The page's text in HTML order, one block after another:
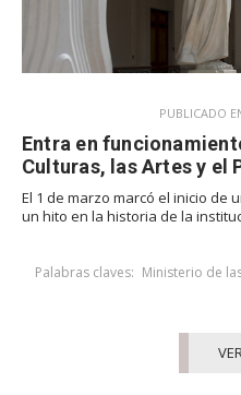
PUBLICADO
Entra en
Culturas, las Artes y el
El 1 de marzo marcó el inicio de
un hito en la historia de la
Palabras claves: Ministerio de